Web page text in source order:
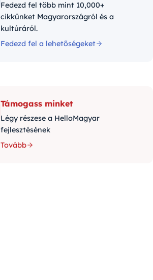
Fedezd fel több mint 10,000+
cikkünket Magyarországról és a
kultúráról.
Fedezd fel a lehetőségeket
Támogass minket
Légy részese a HelloMagyar
fejlesztésének
Tovább